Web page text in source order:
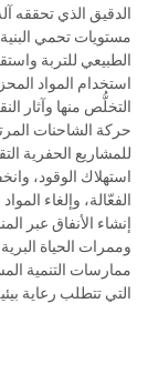
مستويات تحمي
الطبيعي للتربة
استخدام المواد
التخلُّص منها وآثار
حركة الشاحنات
للمشاريع الحفرية
استهلاك الوقود،
إنشاء الأنفاق عبر
وممرات الحياة
ممارسات التنمية
التي تتطلب رعاية